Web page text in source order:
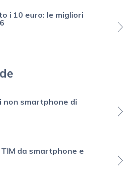
i 10 euro: le migliori
non smartphone di
da smartphone e